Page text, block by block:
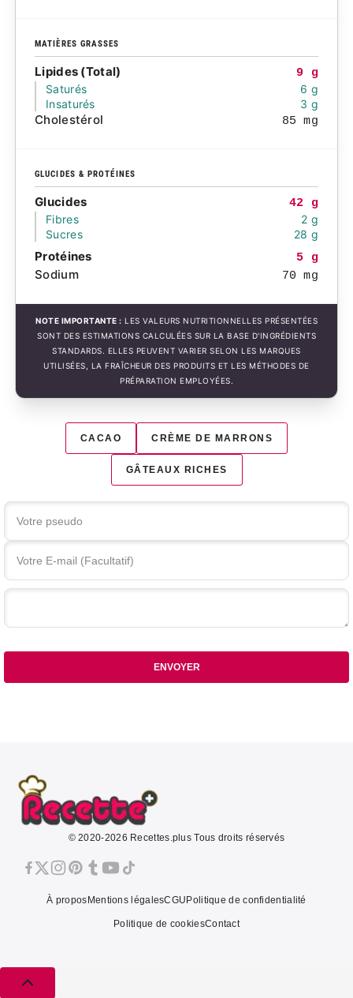
MATIÈRES GRASSES
Lipides (Total)
9 g
Saturés
6 g
Insaturés
3 g
Cholestérol 85 mg
GLUCIDES & PROTÉINES
Glucides
42 g
Fibres
2 g
Sucres
28 g
Protéines 5 g
Sodium 70 mg
NOTE IMPORTANTE : LES VALEURS NUTRITIONNELLES PRÉSENTÉES
SONT DES ESTIMATIONS CALCULÉES SUR LA BASE D'INGRÉDIENTS
STANDARDS. ELLES PEUVENT VARIER SELON LES MARQUES
UTILISÉES, LA FRAÎCHEUR DES PRODUITS ET LES MÉTHODES DE
PRÉPARATION EMPLOYÉES.
CACAO CRÈME DE MARRONS
GÂTEAUX RICHES
Votre commentaire
ENVOYER
© 2020-2026 Recettes.plus Tous droits réservés
À propos Mentions légalesCGU Politique de confidentialité
Politique de cookiesContact